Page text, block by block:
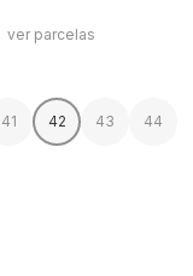
ver parcelas
41 42 43
44